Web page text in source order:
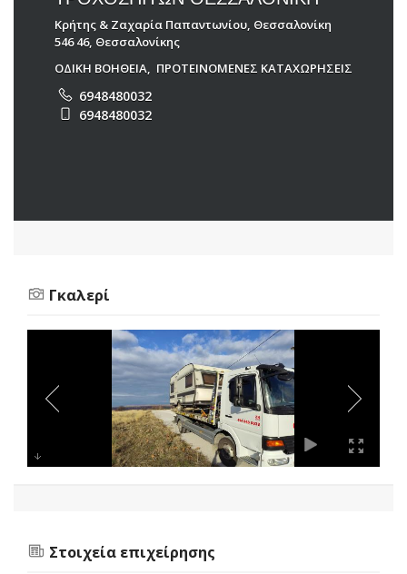
Κρήτης & Ζαχαρία Παπαντωνίου, Θεσσαλονίκη
546 46, Θεσσαλονίκης
ΟΔΙΚΗ ΒΟΗΘΕΙΑ, ΠΡΟΤΕΙΝΟΜΕΝΕΣ ΚΑΤΑΧΩΡΗΣΕΙΣ
6948480032
6948480032
Γκαλερί
Στοιχεία επιχείρησης